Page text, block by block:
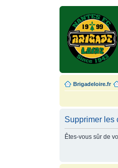
Brigadeloire.fr
Supprimer les
Êtes-vous sûr de